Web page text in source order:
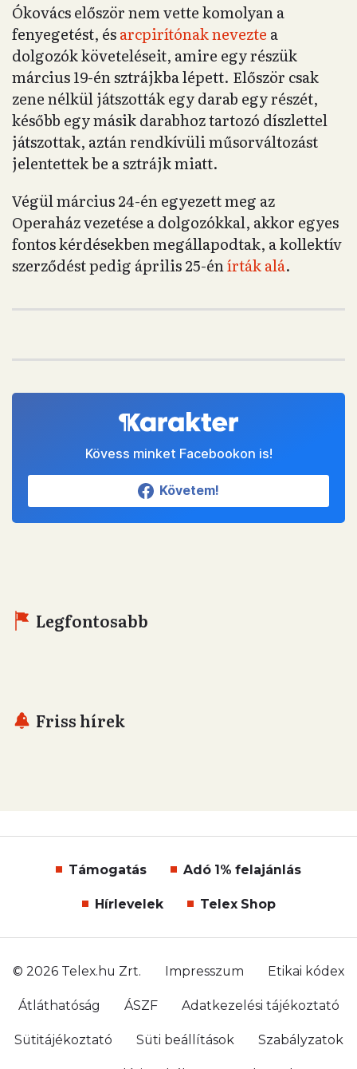
Ókovács először nem vette komolyan a
fenyegetést, ésarcpirítónak nevezte a
dolgozók követeléseit, amire egy részük
március 19-én sztrájkba lépett. Először csak
zene nélkül játszották egy darab egy részét,
később egy másik darabhoz tartozó díszlettel
játszottak, aztán rendkívüli műsorváltozást
jelentettek be a sztrájk miatt.
Végül március 24-én egyezett meg az
Operaház vezetése a dolgozókkal, akkor egyes
fontos kérdésekben megállapodtak, a kollektív
szerződést pedig április 25-énírták alá.
Kövess minket Facebookon is!
Követem!
Legfontosabb
Friss hírek
Támogatás Adó 1% felajánlás
Hírlevelek Telex Shop
© 2026 Telex.hu Zrt. Impresszum Etikai kódex
Átláthatóság ÁSZF Adatkezelési tájékoztató
Sütitájékoztató Süti beállítások Szabályzatok